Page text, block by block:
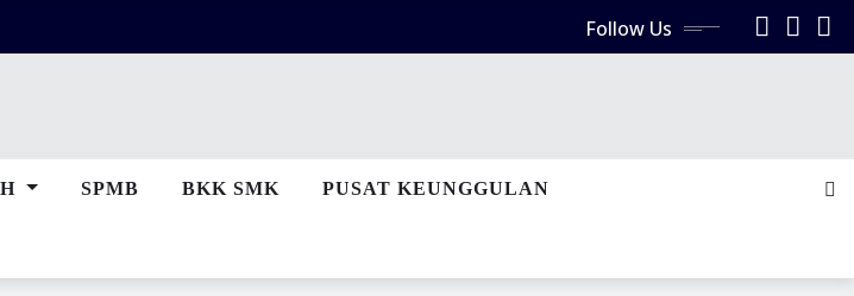
Follow Us
SPMB BKK SMK PUSAT KEUNGGULAN